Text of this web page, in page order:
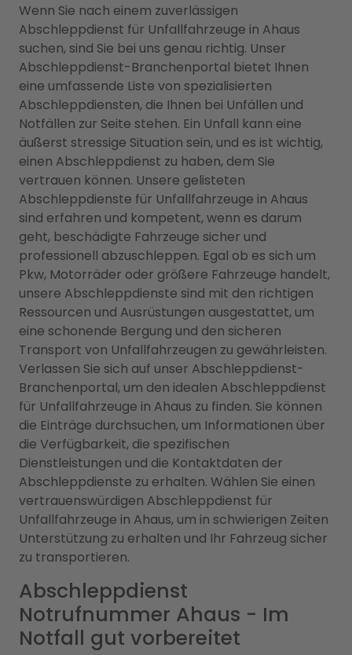
Wenn Sie nach einem zuverlässigen
Abschleppdienst für Unfallfahrzeuge in Ahaus
suchen, sind Sie bei uns genau richtig. Unser
Abschleppdienst-Branchenportal bietet Ihnen
eine umfassende Liste von spezialisierten
Abschleppdiensten, die Ihnen bei Unfällen und
Notfällen zur Seite stehen. Ein Unfall kann eine
äußerst stressige Situation sein, und es ist wichtig,
einen Abschleppdienst zu haben, dem Sie
vertrauen können. Unsere gelisteten
Abschleppdienste für Unfallfahrzeuge in Ahaus
sind erfahren und kompetent, wenn es darum
geht, beschädigte Fahrzeuge sicher und
professionell abzuschleppen. Egal ob es sich um
Pkw, Motorräder oder größere Fahrzeuge handelt,
unsere Abschleppdienste sind mit den richtigen
Ressourcen und Ausrüstungen ausgestattet, um
eine schonende Bergung und den sicheren
Transport von Unfallfahrzeugen zu gewährleisten.
Verlassen Sie sich auf unser Abschleppdienst-
Branchenportal, um den idealen Abschleppdienst
für Unfallfahrzeuge in Ahaus zu finden. Sie können
die Einträge durchsuchen, um Informationen über
die Verfügbarkeit, die spezifischen
Dienstleistungen und die Kontaktdaten der
Abschleppdienste zu erhalten. Wählen Sie einen
vertrauenswürdigen Abschleppdienst für
Unfallfahrzeuge in Ahaus, um in schwierigen Zeiten
Unterstützung zu erhalten und Ihr Fahrzeug sicher
zu transportieren.
Abschleppdienst
Notrufnummer Ahaus - Im
Notfall gut vorbereitet